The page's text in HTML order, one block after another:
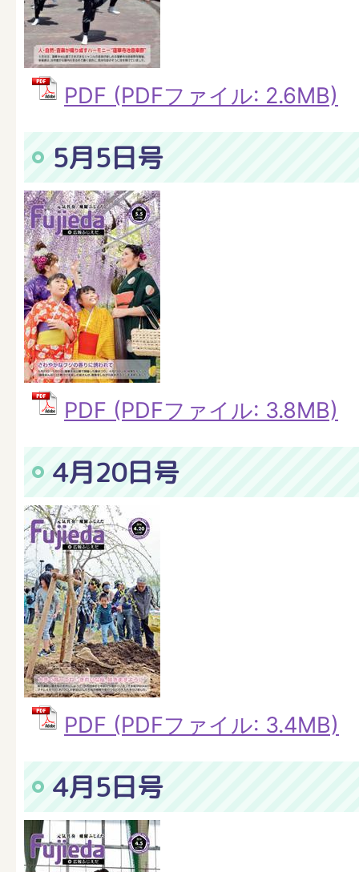
PDF (PDFファイル: 2.6MB)
5月5日号
PDF (PDFファイル: 3.8MB)
4月20日号
PDF (PDFファイル: 3.4MB)
4月5日号